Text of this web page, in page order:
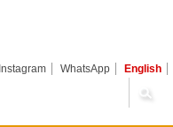
Instagram WhatsApp English